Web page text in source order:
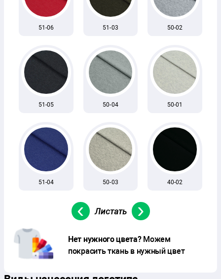
51-06
51-05
51-04
51-03
50-04
50-03
50-02
50-01
40-02
‹ ›
Нет нужного цвета?Можем
покрасить ткань в нужный цвет